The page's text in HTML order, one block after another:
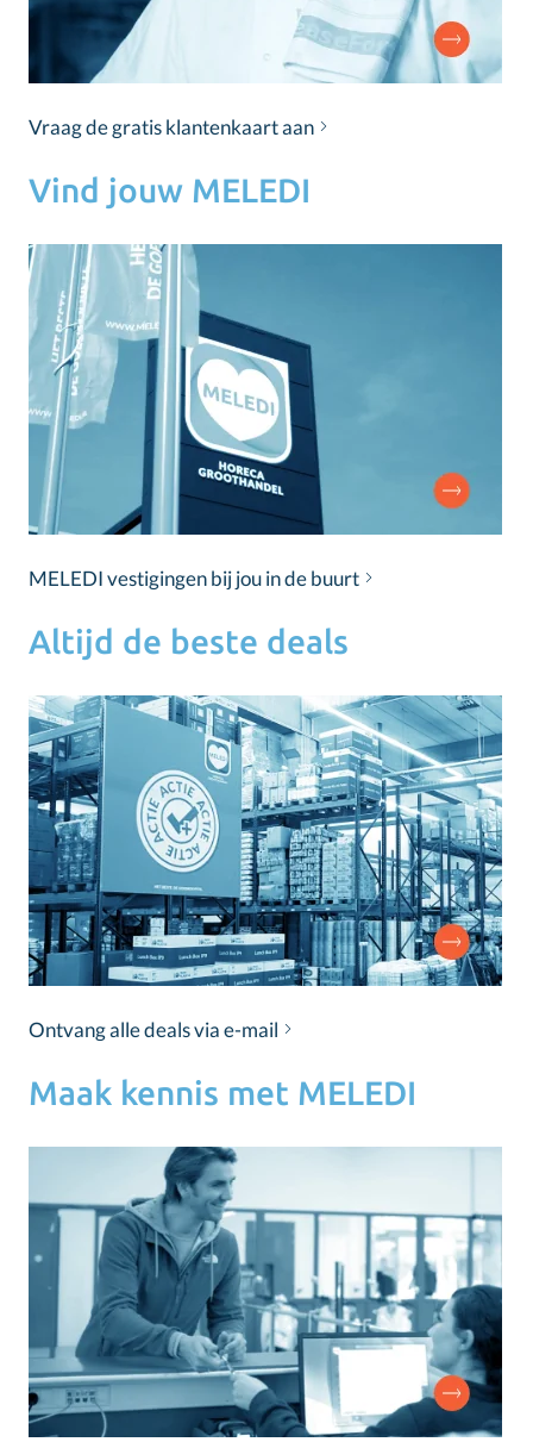
Vraag de gratis klantenkaart aan
Vind jouw MELEDI
MELEDI vestigingen bij jou in de buurt
Altijd de beste deals
Ontvang alle deals via e-mail
Maak kennis met MELEDI